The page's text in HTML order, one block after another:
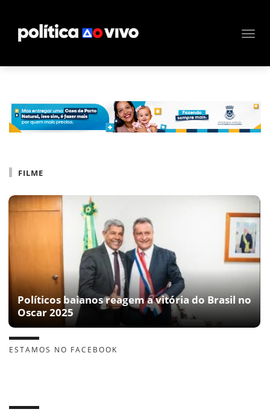
FILME
Políticos baianos reagem a vitória do Brasil no
Oscar 2025
ESTAMOS NO FACEBOOK